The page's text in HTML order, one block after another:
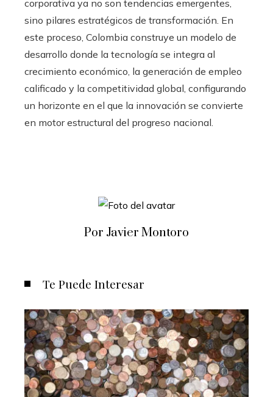
corporativa ya no son tendencias emergentes,
sino pilares estratégicos de transformación. En
este proceso, Colombia construye un modelo de
desarrollo donde la tecnología se integra al
crecimiento económico, la generación de empleo
calificado y la competitividad global, configurando
un horizonte en el que la innovación se convierte
en motor estructural del progreso nacional.
Por Javier Montoro
Te Puede Interesar